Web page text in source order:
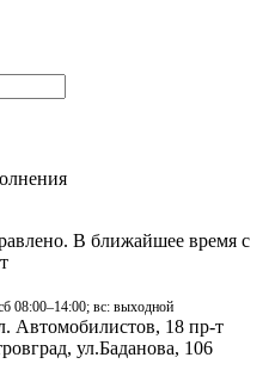
В ближайшее время с
08:00–14:00; вс: выходной
Автомобилистов, 18 пр-т
ул.Баданова, 106